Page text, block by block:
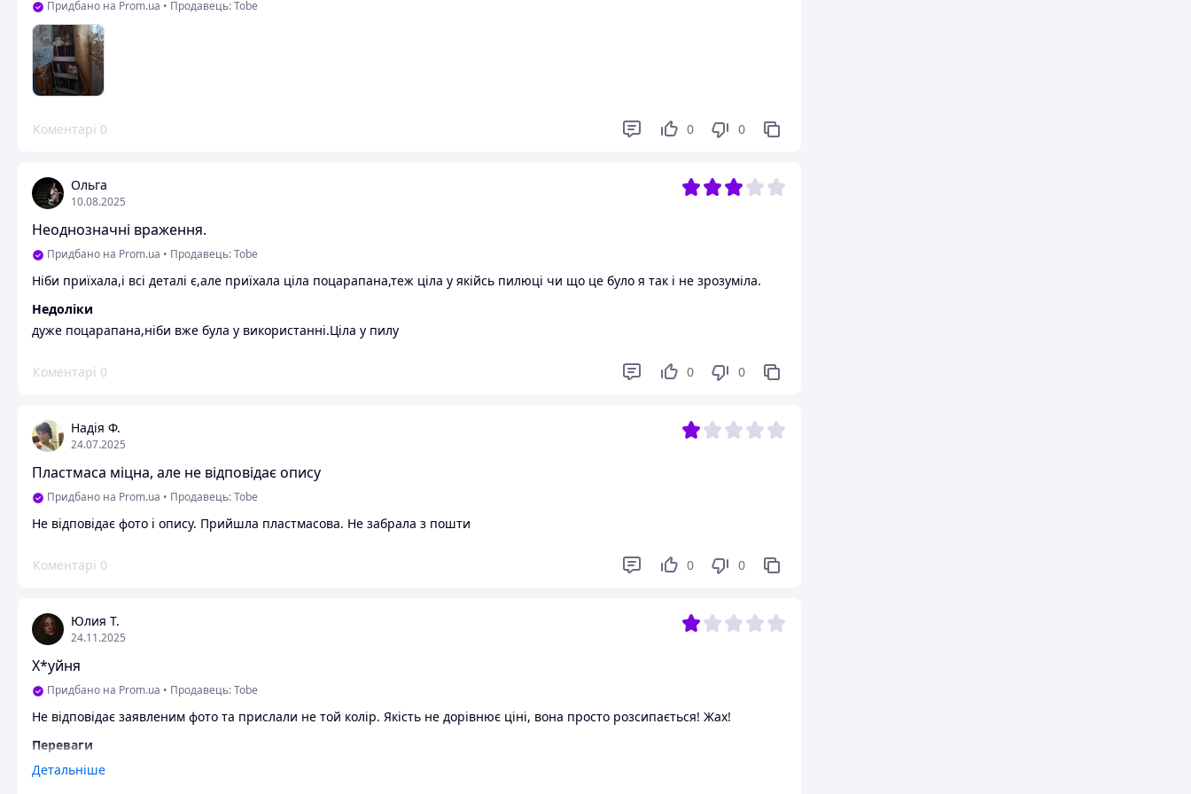
Придбано на Prom.ua • Продавець: Tobe
Коментарі 0 0 0
Ольга
10.08.2025
Неоднозначні враження.
Придбано на Prom.ua • Продавець: Tobe
Ніби приїхала,і всі деталі є,але приїхала ціла поцарапана,теж ціла у якійсь пилюці чи що це було я так і не зрозуміла.
Недоліки
дуже поцарапана,ніби вже була у використанні.Ціла у пилу
Коментарі 0 0 0
Надія Ф.
24.07.2025
Пластмаса міцна, але не відповідає опису
Придбано на Prom.ua • Продавець: Tobe
Не відповідає фото і опису. Прийшла пластмасова. Не забрала з пошти
Коментарі 0 0 0
Юлия Т.
24.11.2025
Х*уйня
Придбано на Prom.ua • Продавець: Tobe
Не відповідає заявленим фото та прислали не той колір. Якість не дорівнює ціні, вона просто розсипається! Жах!
Переваги
Ні*уя
Детальніше